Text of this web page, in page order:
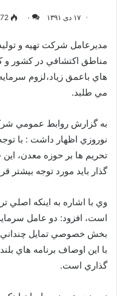
۱۷ دی ۱۳۹۱ ۰ 72
مديرعامل شرکت تهيه و
مناطق اکتشافي در کشور
هاي باعمق زياد،لزوم
مي طلبد.
به گزارش روابط عمومي
نوروزي اظهار داشت : با
تحريم ها بر حوزه معدن، اين
گذار بايد مورد توجه بيشتر
وي با اشاره به اينکه
است، افزود: دو عامل
بخش خصوصي تمايل چنداني
با اين اوصاف برنامه هاي
گذاري است.